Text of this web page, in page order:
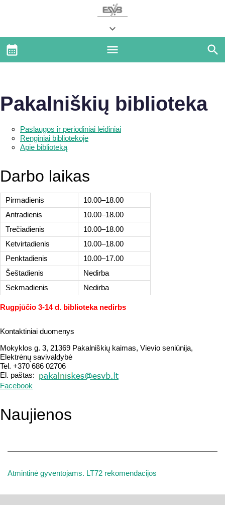
Pakalniškių biblioteka
Paslaugos ir periodiniai leidiniai
Renginiai bibliotekoje
Apie biblioteką
Darbo laikas
Pirmadienis
10.00–18.00
Antradienis
10.00–18.00
Trečiadienis
10.00–18.00
Ketvirtadienis
10.00–18.00
Penktadienis
10.00–17.00
Šeštadienis
Nedirba
Sekmadienis
Nedirba
Rugpjūčio 3-14 d. biblioteka nedirbs
Kontaktiniai duomenys
Mokyklos g. 3, 21369 Pakalniškių kaimas, Vievio seniūnija,
Elektrėnų savivaldybė
Tel. +370 686 02706
El. paštas:
Facebook
Naujienos
Atmintinė gyventojams. LT72 rekomendacijos